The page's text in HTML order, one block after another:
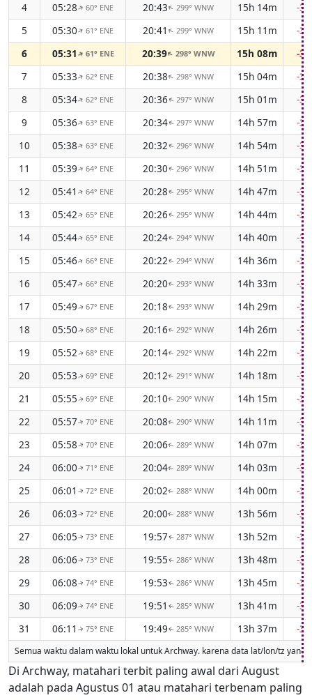
4
05:28↑60° ENE 20:43↑299° WNW 15h 14m
-
5
05:30↑61° ENE 20:41 ↑299° WNW 15h 11m
-
6
05:31 ↑ 61° ENE 20:39↑ 298° WNW 15h 08m
-
7
05:33↑62° ENE 20:38↑298° WNW 15h 04m
-
8
05:34↑62° ENE 20:36↑297° WNW 15h 01m
-
9
05:36↑63° ENE 20:34↑297° WNW 14h 57m
-
10
05:38↑63° ENE 20:32↑296° WNW 14h 54m
-
11
05:39↑64° ENE 20:30↑296° WNW 14h 51m
-
12
05:41 ↑64° ENE 20:28↑295° WNW 14h 47m
-
13
05:42↑65° ENE 20:26↑295° WNW 14h 44m
-
14
05:44↑65° ENE 20:24↑294° WNW 14h 40m
-
15
05:46↑66° ENE 20:22↑294° WNW 14h 36m
-
16
05:47↑66° ENE 20:20↑293° WNW 14h 33m
-
17
05:49↑67° ENE 20:18↑293° WNW 14h 29m
-
18
05:50↑68° ENE 20:16↑ 292° WNW 14h 26m
-
19
05:52↑68° ENE 20:14↑ 292° WNW 14h 22m
-
20
05:53↑69° ENE 20:12↑ 291° WNW 14h 18m
-
21
05:55↑69° ENE 20:10↑ 290° WNW 14h 15m
-
22
05:57↑70° ENE 20:08↑ 290° WNW 14h 11m
-
23
05:58↑70° ENE 20:06↑ 289° WNW 14h 07m
-
24
06:00↑71° ENE 20:04↑ 289° WNW 14h 03m
-
25
06:01 ↑72° ENE 20:02↑ 288° WNW 14h 00m
-
26
06:03↑72° ENE 20:00↑ 288° WNW 13h 56m
-
27
06:05↑73° ENE 19:57↑ 287° WNW 13h 52m
-
28
06:06↑73° ENE 19:55↑ 286° WNW 13h 48m
-
29
06:08↑ 74° ENE 19:53↑ 286° WNW 13h 45m
-
30
06:09↑ 74° ENE 19:51 ↑ 285° WNW 13h 41m
-
31
06:11 ↑ 75° ENE 19:49↑ 285° WNW 13h 37m -
Semua waktu dalam waktu lokal untuk Archway. karena data lat/lon/tz yang
Di Archway, matahari terbit paling awal dari August
adalah pada Agustus 01 atau matahari terbenam paling